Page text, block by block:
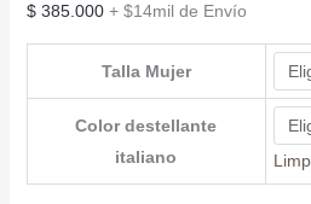
$385.000 + $14mil de Envío
Talla Mujer
Color destellante
italiano